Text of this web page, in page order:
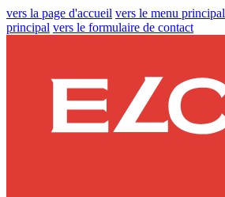
vers la page d'accueil vers le menu principal
principal vers le formulaire de contact